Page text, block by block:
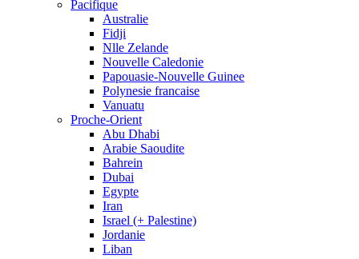
Pacifique
Australie
Fidji
Nlle Zelande
Nouvelle Caledonie
Papouasie-Nouvelle Guinee
Polynesie francaise
Vanuatu
Proche-Orient
Abu Dhabi
Arabie Saoudite
Bahrein
Dubai
Egypte
Iran
Israel (+ Palestine)
Jordanie
Liban